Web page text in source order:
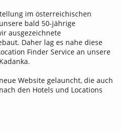
im österreichischen
bald 50-jährige
ausgezeichnete
Daher lag es nahe diese
Finder Service an unsere
Website gelauncht, die auch
den Hotels und Locations